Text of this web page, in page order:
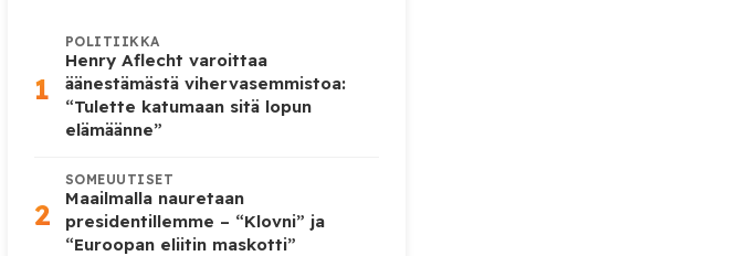
1
POLITIIKKA
Henry Aflecht varoittaa
äänestämästä vihervasemmistoa:
“Tulette katumaan sitä lopun
elämäänne”
2
SOMEUUTISET
Maailmalla nauretaan
presidentillemme – “Klovni” ja
“Euroopan eliitin maskotti”